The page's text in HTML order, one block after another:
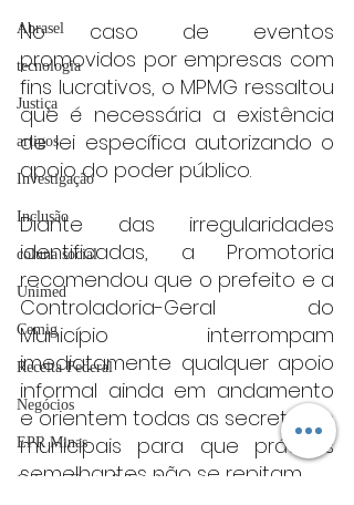
Abrasel
tecnologia
Justiça
artigos
Investigação
Inclusão
coluna social
Unimed
Cemig
Receita Federal
Negócios
EPR Minas
Coluna: Gente & Gestão
No caso de eventos
promovidos por empresas com
fins lucrativos, o MPMG ressaltou
que é necessária a existência
de lei específica autorizando o
apoio do poder público.
Diante das irregularidades
identificadas, a Promotoria
recomendou que o prefeito e a
Controladoria-Geral do
Município interrompam
imediatamente qualquer apoio
informal ainda em andamento
e orientem todas as secretarias
municipais para que práticas
semelhantes não se repitam.